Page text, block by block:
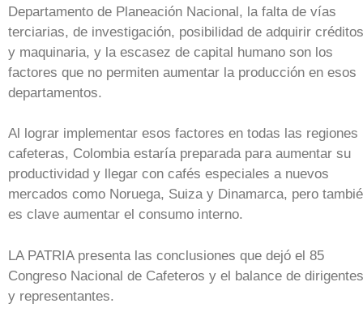
Departamento de Planeación Nacional, la falta de vías
terciarias, de investigación, posibilidad de adquirir créditos
y maquinaria, y la escasez de capital humano son los
factores que no permiten aumentar la producción en esos
departamentos.
Al lograr implementar esos factores en todas las regiones
cafeteras, Colombia estaría preparada para aumentar su
productividad y llegar con cafés especiales a nuevos
mercados como Noruega, Suiza y Dinamarca, pero
es clave aumentar el consumo interno.
LA PATRIA presenta las conclusiones que dejó el 85
Congreso Nacional de Cafeteros y el balance de dirigentes
y representantes.